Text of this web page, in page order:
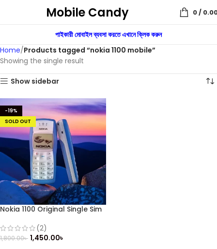
Mobile Candy 0/
পাইকারী মোবাইল ব্যবসা করতে এখানে ক্লিক করুন
Home Products tagged “nokia 1100 mobile”
Showing the single result
Show sidebar
-19%
SOLD OUT
Nokia 1100 Original Single Sim
(2)
1,800.00৳ 1,450.00৳